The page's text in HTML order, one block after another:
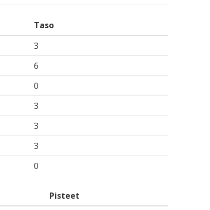
Taso
3
6
0
3
3
3
0
Pisteet